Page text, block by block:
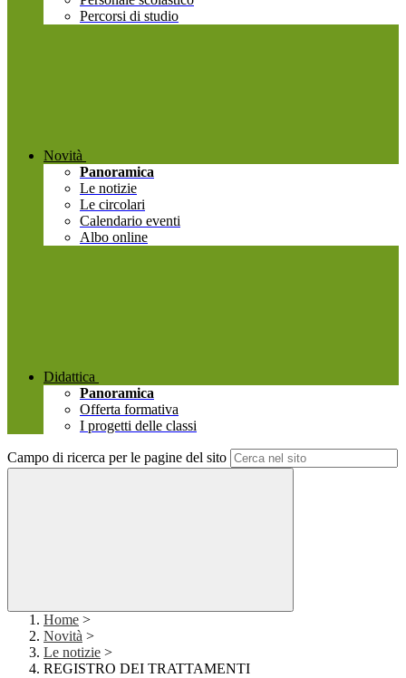
Percorsi di studio
Novità
Panoramica
Le notizie
Le circolari
Calendario eventi
Albo online
Didattica
Panoramica
Offerta formativa
I progetti delle classi
Campo di ricerca per le pagine del sito
Home >
Novità >
Le notizie >
REGISTRO DEI TRATTAMENTI